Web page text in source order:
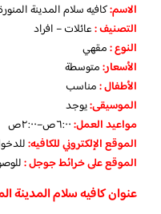
الاسم:كافيه سلام المدينة
التصنيف:عائلات – افراد
النوع :مقهي
الأسعار:متوسطة
الأطفال:مناسب
الموسيقى:يوجد
مواعيد العمل:
الموقع الإلكتروني للكافيه:
الموقع على خرائط جوجل:
عنوان كافيه سلام المدينة